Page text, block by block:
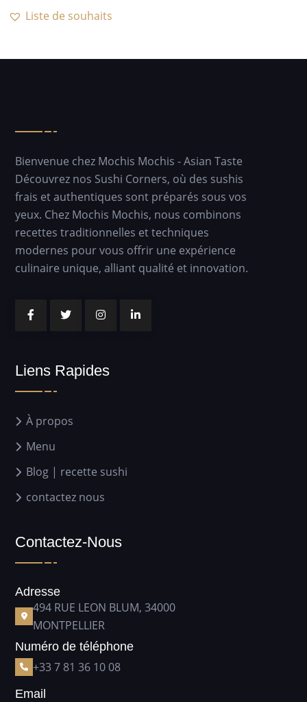
Liste de souhaits
Bienvenue chez Mochis Mochis - Asian Taste
Découvrez nos Sushi Corners, où des sushis
frais et authentiques sont préparés sous vos
yeux. Chez Mochis Mochis, nous combinons
recettes traditionnelles et techniques
modernes pour vous offrir une expérience
culinaire unique, alliant qualité et innovation.
Liens Rapides
À propos
Menu
Blog | recette sushi
contactez nous
Contactez-Nous
Adresse
494 RUE LEON BLUM, 34000
MONTPELLIER
Numéro de téléphone
+33 7 81 36 10 08
Email